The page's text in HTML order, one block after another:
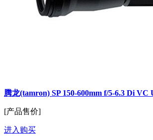
腾龙(tamron) SP 150-600mm f/5-6.3 Di VC
[产品售价]
进入购买